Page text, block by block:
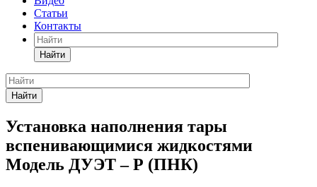
Статьи
Контакты
Найти
Найти
Установка наполнения тары
вспенивающимися жидкостями
Модель ДУЭТ – Р (ПНК)